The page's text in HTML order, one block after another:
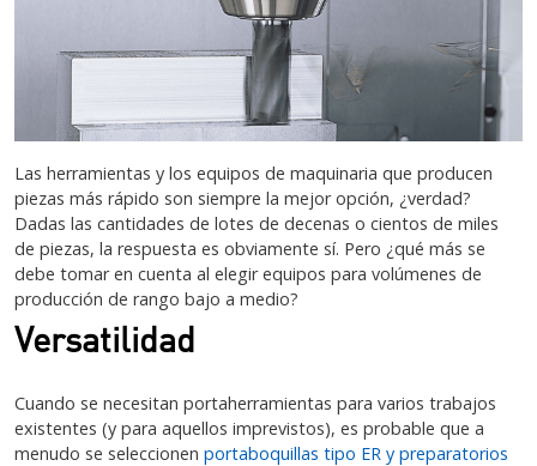
Las herramientas y los equipos de maquinaria que producen
piezas más rápido son siempre la mejor opción, ¿verdad?
Dadas las cantidades de lotes de decenas o cientos de miles
de piezas, la respuesta es obviamente sí. Pero ¿qué más se
debe tomar en cuenta al elegir equipos para volúmenes de
producción de rango bajo a medio?
Versatilidad
Cuando se necesitan portaherramientas para varios trabajos
existentes (y para aquellos imprevistos), es probable que a
menudo se seleccionen portaboquillas tipo ER y preparatorios